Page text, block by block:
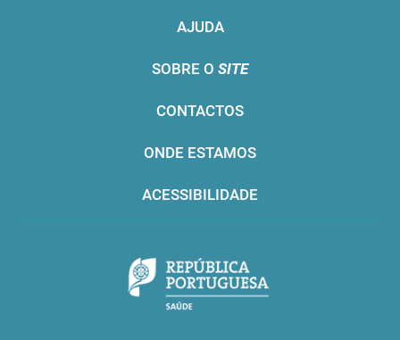
AJUDA
SOBRE O SITE
CONTACTOS
ONDE ESTAMOS
ACESSIBILIDADE